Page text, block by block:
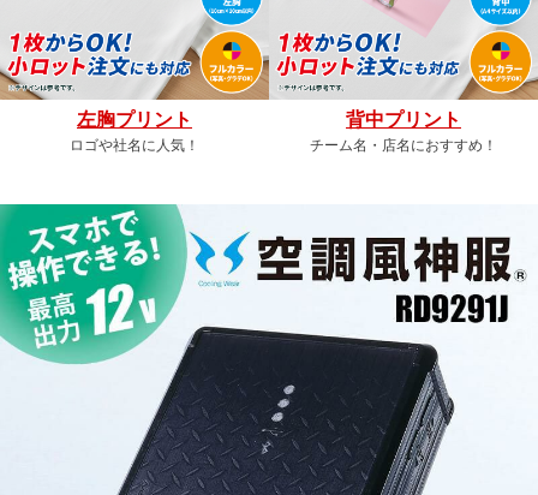
左胸プリント
ロゴや社名に人気！
背中プリント
チーム名・店名におすすめ！